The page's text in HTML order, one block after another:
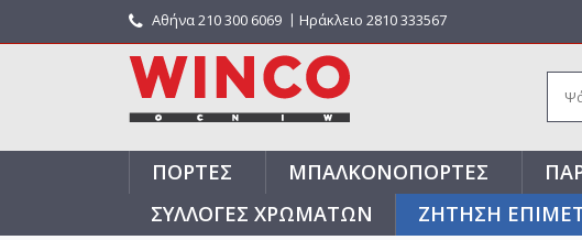
Αθήνα210 300 6069 〡Ηράκλειο 2810 333567
ΠΌΡΤΕΣ ΜΠΑΛΚΟΝΌΠΟΡΤΕΣ
ΣΥΛΛΟΓΈΣ ΧΡΩΜΆΤΩΝ
ΖΗΤΗΣΗ